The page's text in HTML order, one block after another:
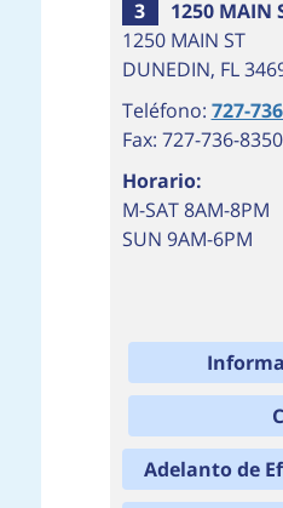
3
1250 MAIN
1250 MAIN ST
DUNEDIN, FL
Teléfono: 727-
Fax: 727-736-8350
Horario:
M-SAT 8AM-8PM
SUN 9AM-6PM
Adelanto de